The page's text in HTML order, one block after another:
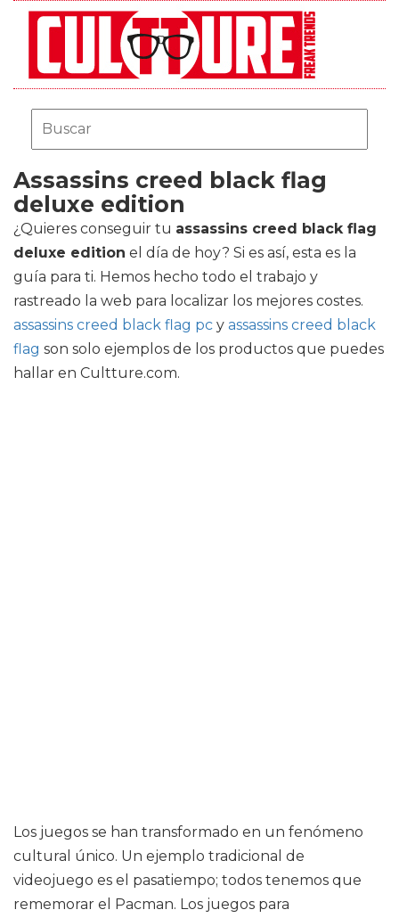
Assassins creed black flag
deluxe edition
¿Quieres conseguir tu assassins creed black flag
deluxe edition el día de hoy? Si es así, esta es la
guía para ti. Hemos hecho todo el trabajo y
rastreado la web para localizar los mejores costes.
assassins creed black flag pc y assassins creed black
flag son solo ejemplos de los productos que puedes
hallar en Cultture.com.
Los juegos se han transformado en un fenómeno
cultural único. Un ejemplo tradicional de
videojuego es el pasatiempo; todos tenemos que
rememorar el Pacman. Los juegos para